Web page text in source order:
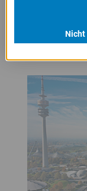
Banner
überspringen
Nicht